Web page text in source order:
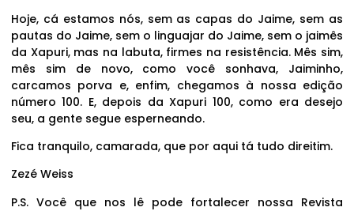
Hoje, cá estamos nós, sem as capas do Jaime, sem as
pautas do Jaime, sem o linguajar do Jaime, sem o jaimês
da Xapuri, mas na labuta, firmes na resistência. Mês sim,
mês sim de novo, como você sonhava, Jaiminho,
carcamos porva e, enfim, chegamos à nossa edição
número 100. E, depois da Xapuri 100, como era desejo
seu, a gente segue esperneando.
Fica tranquilo, camarada, que por aqui tá tudo direitim.
Zezé Weiss
P.S. Você que nos lê pode fortalecer nossa Revista